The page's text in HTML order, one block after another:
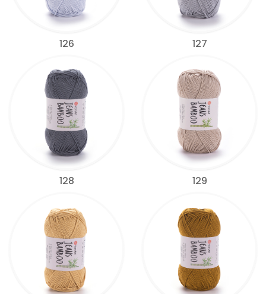
126 127
128 129